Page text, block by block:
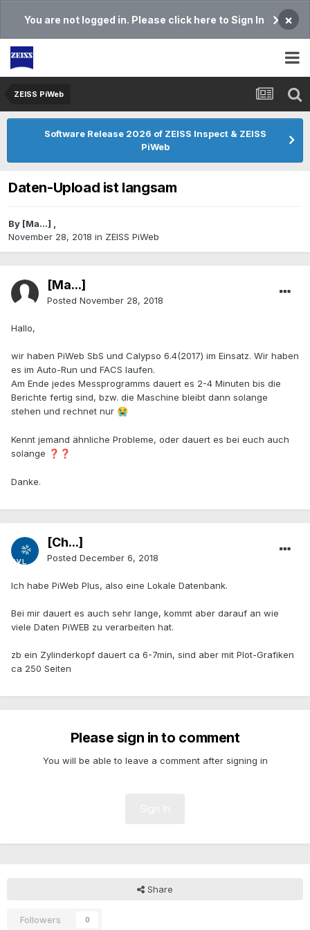
You are not logged in. Please click here to Sign In ×
ZEISS PiWeb
Software Release 2026 of ZEISS Inspect & ZEISS
PiWeb
Daten-Upload ist langsam
By [Ma...] ,
November 28, 2018 in ZEISS PiWeb
[Ma...]
Posted November 28, 2018
Hallo,
wir haben PiWeb SbS und Calypso 6.4(2017) im Einsatz. Wir haben
es im Auto-Run und FACS laufen.
Am Ende jedes Messprogramms dauert es 2-4 Minuten bis die
Berichte fertig sind, bzw. die Maschine bleibt dann solange
stehen und rechnet nur 😭
Kennt jemand ähnliche Probleme, oder dauert es bei euch auch
solange ❓ ❓
Danke.
[Ch...]
Posted December 6, 2018
Ich habe PiWeb Plus, also eine Lokale Datenbank.
Bei mir dauert es auch sehr lange, kommt aber darauf an wie
viele Daten PiWEB zu verarbeiten hat.
zb ein Zylinderkopf dauert ca 6-7min, sind aber mit Plot-Grafiken
ca 250 Seiten
Please sign in to comment
You will be able to leave a comment after signing in
Share
Followers 0